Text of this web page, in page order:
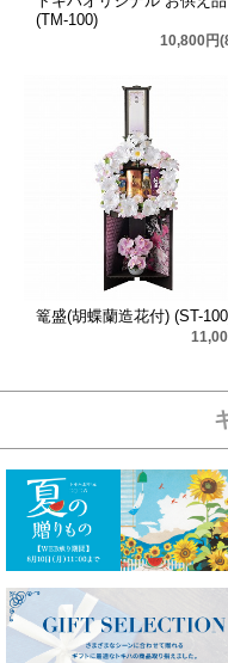
(TM-100)
10,800円
篭盛(胡蝶蘭造花付) (ST-